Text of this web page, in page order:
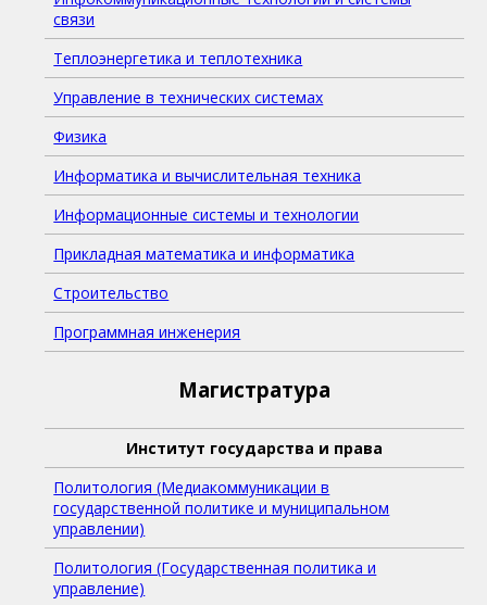
связи
Теплоэнергетика и теплотехника
Управление в технических системах
Физика
Информатика и вычислительная техника
Информационные системы и технологии
Прикладная математика и информатика
Строительство
Программная инженерия
Магистратура
Институт государства и права
Политология (Медиакоммуникации в
государственной политике и муниципальном
управлении)
Политология (Государственная политика и
управление)